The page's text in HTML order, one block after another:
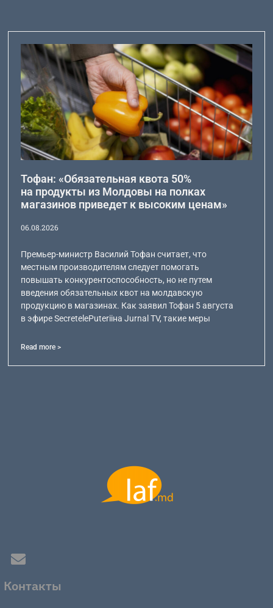
Тофан: «Обязательная квота 50%
на продукты из Молдовы на полках
магазинов приведет к высоким ценам»
06.08.2026
Премьер-министр Василий Тофан считает, что
местным производителям следует помогать
повышать конкурентоспособность, но не путем
введения обязательных квот на молдавскую
продукцию в магазинах. Как заявил Тофан 5 августа
в эфире SecretelePuteriiна Jurnal TV, такие меры
Read more >
Контакты